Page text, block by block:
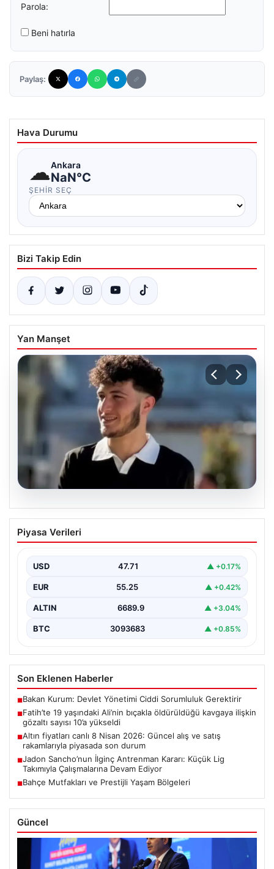
Parola:
Beni hatırla
Paylaş:
Hava Durumu
☁Ankara
NaN°C
ŞEHIR SEÇ
Bizi Takip Edin
Yan Manşet
06.08.2026
Fatih’te 19 yaşındaki Ali’nin bıçakla
öldürüldüğü kavgaya ilişkin gözaltı
Piyasa Verileri
USD 47.71 ▲ +0.17%
EUR 55.25 ▲ +0.42%
ALTIN 6689.9 ▲ +3.04%
BTC 3093683 ▲ +0.85%
Son Eklenen Haberler
■Bakan Kurum: Devlet Yönetimi Ciddi Sorumluluk Gerektirir
■Fatih’te 19 yaşındaki Ali’nin bıçakla öldürüldüğü kavgaya ilişkin
gözaltı sayısı 10’a yükseldi
■Altın fiyatları canlı 8 Nisan 2026: Güncel alış ve satış
rakamlarıyla piyasada son durum
■Jadon Sancho’nun İlginç Antrenman Kararı: Küçük Lig
Takımıyla Çalışmalarına Devam Ediyor
■Bahçe Mutfakları ve Prestijli Yaşam Bölgeleri
Güncel